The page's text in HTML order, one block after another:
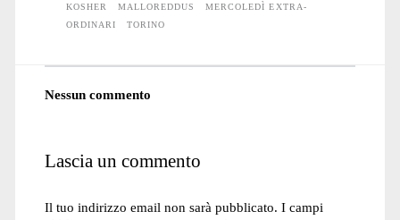
KOSHER
MALLOREDDUS
MERCOLEDÌ EXTRA-
ORDINARI
TORINO
Nessun commento
Lascia un commento
Il tuo indirizzo email non sarà pubblicato. I campi